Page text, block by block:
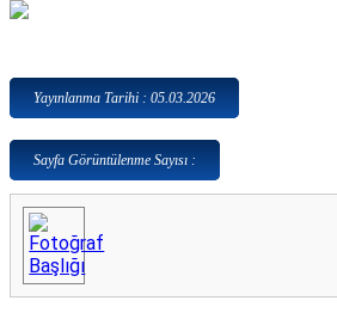
Yayınlanma Tarihi : 05.03.2026
Sayfa Görüntülenme Sayısı :